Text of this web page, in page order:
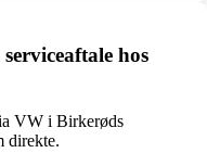
hos
VW i Birkerøds
direkte.